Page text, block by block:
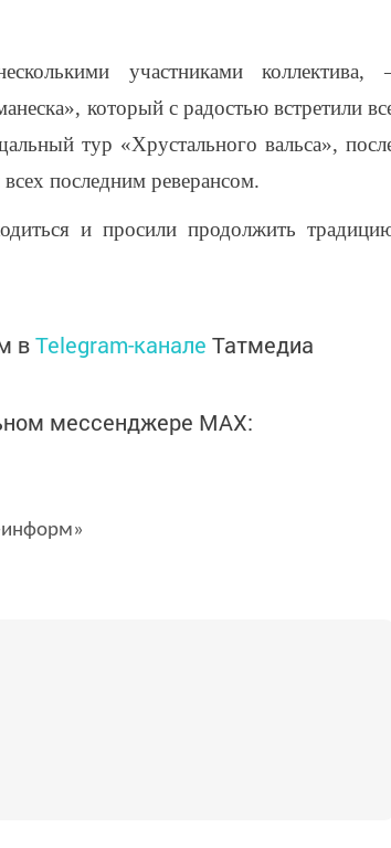
участниками коллектива,
который с радостью встретили
тур «Хрустального вальса»,
последним реверансом.
и просили продолжить
вTelegram-канале Татмедиа
мессенджере MАХ:
информ»